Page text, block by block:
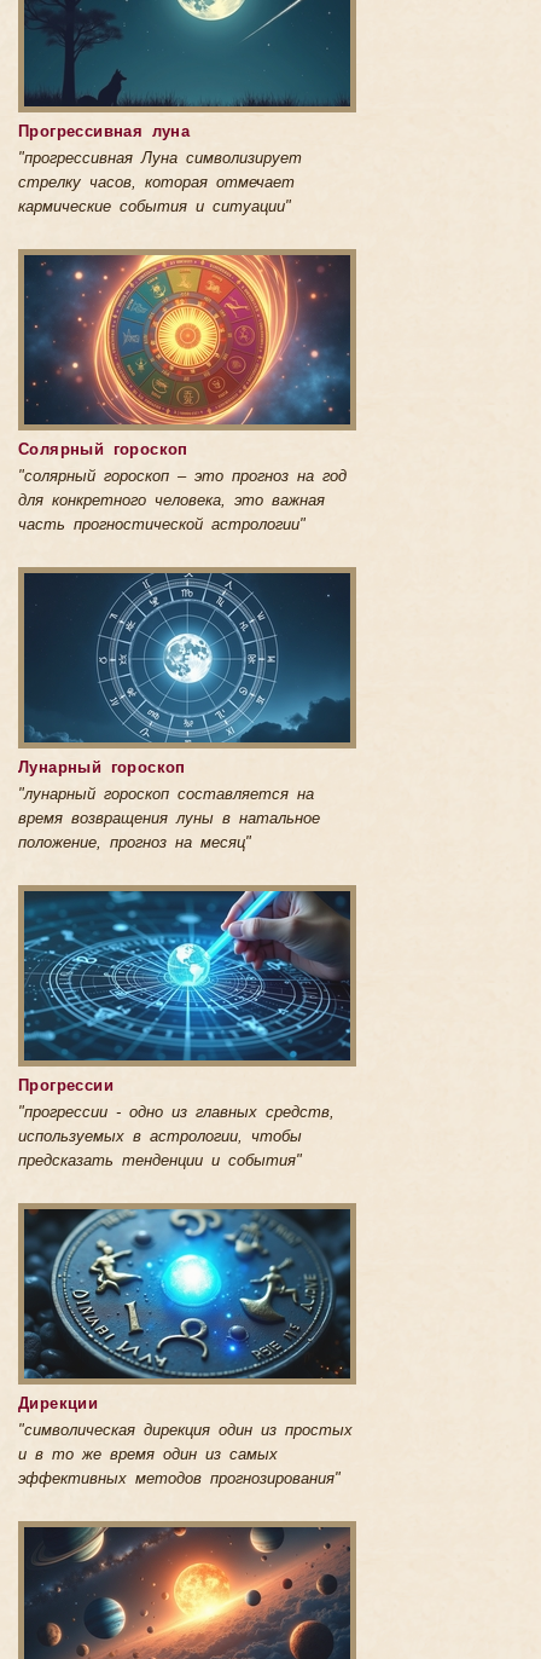
Прогрессивная луна
"прогрессивная Луна символизирует
стрелку часов, которая отмечает
кармические события и ситуации"
Солярный гороскоп
"солярный гороскоп – это прогноз на год
для конкретного человека, это важная
часть прогностической астрологии"
Лунарный гороскоп
"лунарный гороскоп составляется на
время возвращения луны в натальное
положение, прогноз на месяц"
Прогрессии
"прогрессии - одно из главных средств,
используемых в астрологии, чтобы
предсказать тенденции и события"
Дирекции
"символическая дирекция один из простых
и в то же время один из самых
эффективных методов прогнозирования"